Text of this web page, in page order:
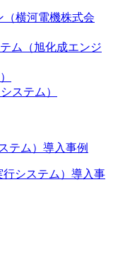
（横河電機株式会
ム（旭化成エンジ
ステム）
テム）導入事例
システム）導入事